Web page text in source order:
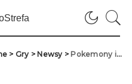
> Gry> Newsy> Pokemony i sztuka – czy to się może udać?